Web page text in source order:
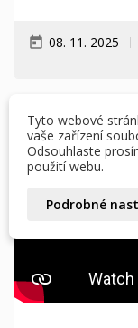
today 08. 11. 2025
Můj
add_circle_outline Vytvořit nový
Název
Musíte být
svého seznamu
Tyto webové
vaše zařízení
Odsouhlaste
použití webu.
Podrobné